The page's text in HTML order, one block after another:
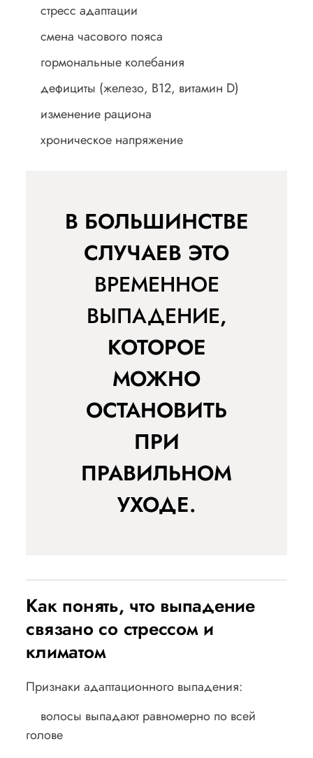
стресс адаптации
смена часового пояса
гормональные колебания
дефициты (железо, B12, витамин D)
изменение рациона
хроническое напряжение
В БОЛЬШИНСТВЕ
СЛУЧАЕВ ЭТО
ВРЕМЕННОЕ
ВЫПАДЕНИЕ,
КОТОРОЕ
МОЖНО
ОСТАНОВИТЬ
ПРИ
ПРАВИЛЬНОМ
УХОДЕ.
Как понять, что выпадение
связано со стрессом и
климатом
Признаки адаптационного выпадения:
волосы выпадают равномерно по всей
голове